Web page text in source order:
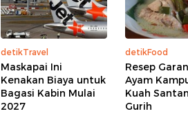
detikTravel
Maskapai Ini
Kenakan Biaya untuk
Bagasi Kabin Mulai
2027
detikFood
Resep
Ayam
Kuah
Gurih